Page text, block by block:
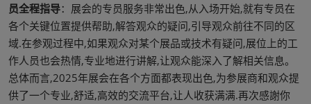
员全程指导：展会的专员服务非常出色,从入场开始,就有专员在
各个关键位置提供帮助,解答观众的疑问,引导观众前往不同的区
域.在参观过程中,如果观众对某个展品或技术有疑问,展位上的工
作人员也会热情,专业地进行讲解,让观众能深入了解相关信息。
总体而言,2025年展会在各个方面都表现出色,为参展商和观众提
供了一个专业,舒适,高效的交流平台,让人收获满满.再次感謝你